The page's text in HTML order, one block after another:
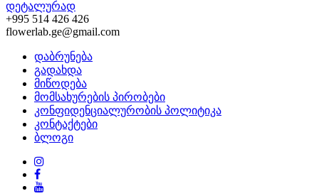
დეტალურად
+995 514 426 426
flowerlab.ge@gmail.com
დაბრუნება
გადახდა
მიწოდება
მომსახურების პირობები
კონფიდენციალურობის პოლიტიკა
კონტაქტები
ბლოგი